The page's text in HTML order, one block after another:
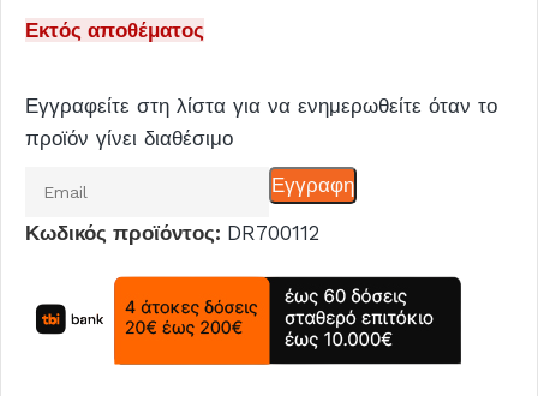
Εκτός αποθέματος
Εγγραφείτε στη λίστα για να ενημερωθείτε όταν το
προϊόν γίνει διαθέσιμο
email
για
να
Εγγραφη
Κωδικός προϊόντος: DR700112